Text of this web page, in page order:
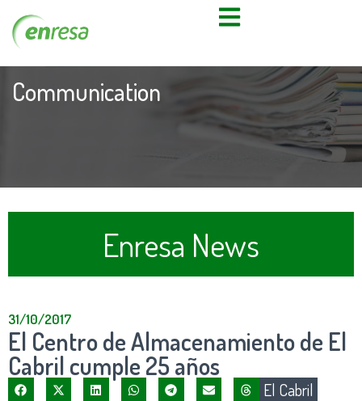
Communication
Enresa News
31/10/2017
El Centro de Almacenamiento de El
Cabril cumple 25 años
El Cabril